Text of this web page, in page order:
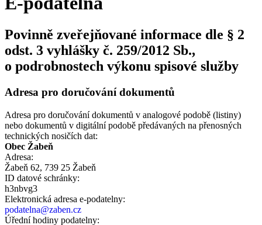
Povinně zveřejňované informace dle § 2
odst. 3 vyhlášky č. 259/2012 Sb.,
o podrobnostech výkonu spisové služby
Adresa pro doručování dokumentů
Adresa pro doručování dokumentů v analogové podobě (listiny)
nebo dokumentů v digitální podobě předávaných na přenosných
technických nosičích dat:
Obec Žabeň
Adresa:
Žabeň 62, 739 25 Žabeň
ID datové schránky:
h3nbvg3
Elektronická adresa e‑podatelny:
podatelna@zaben.cz
Úřední hodiny podatelny: